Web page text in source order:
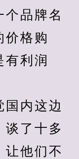
品牌名
价格购
利润
内这边
谈了十多
让他们不